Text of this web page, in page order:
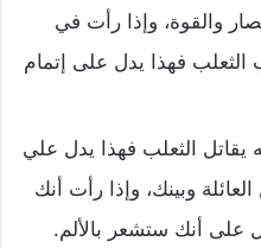
والقوة، وإذا رأت في
فهذا يدل على إتمام
يقاتل الثعلب فهذا يدل علي
وبينك، وإذا رأت أنك
على أنك ستشعر بالألم.